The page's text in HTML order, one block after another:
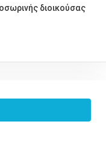
διοικούσας